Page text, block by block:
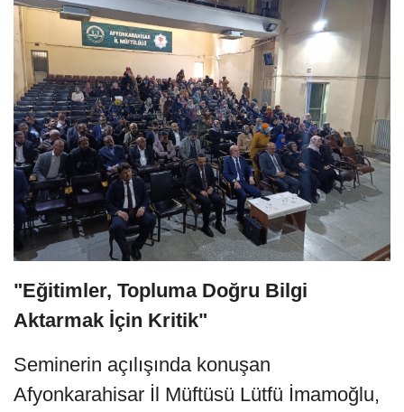
"Eğitimler, Topluma Doğru Bilgi
Aktarmak İçin Kritik"
Seminerin açılışında konuşan
Afyonkarahisar İl Müftüsü Lütfü İmamoğlu,